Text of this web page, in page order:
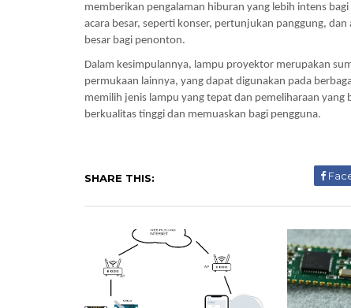
memberikan pengalaman hiburan yang lebih intens
acara besar, seperti konser, pertunjukan panggung,
besar bagi penonton.
Dalam kesimpulannya, lampu proyektor merupakan
permukaan lainnya, yang dapat digunakan pada
memilih jenis lampu yang tepat dan pemeliharaan
berkualitas tinggi dan memuaskan bagi pengguna.
SHARE THIS: